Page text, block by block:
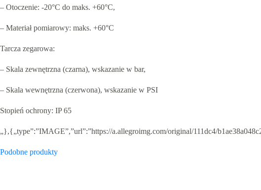
– Otoczenie: -20°C do maks. +60°C,
– Materiał pomiarowy: maks. +60°C
Tarcza zegarowa:
– Skala zewnętrzna (czarna), wskazanie w bar,
– Skala wewnętrzna (czerwona), wskazanie w PSI
Stopień ochrony: IP 65
„},{„type”:”IMAGE”,”url”:”https://a.allegroimg.com/original/111dc4/
Podobne produkty